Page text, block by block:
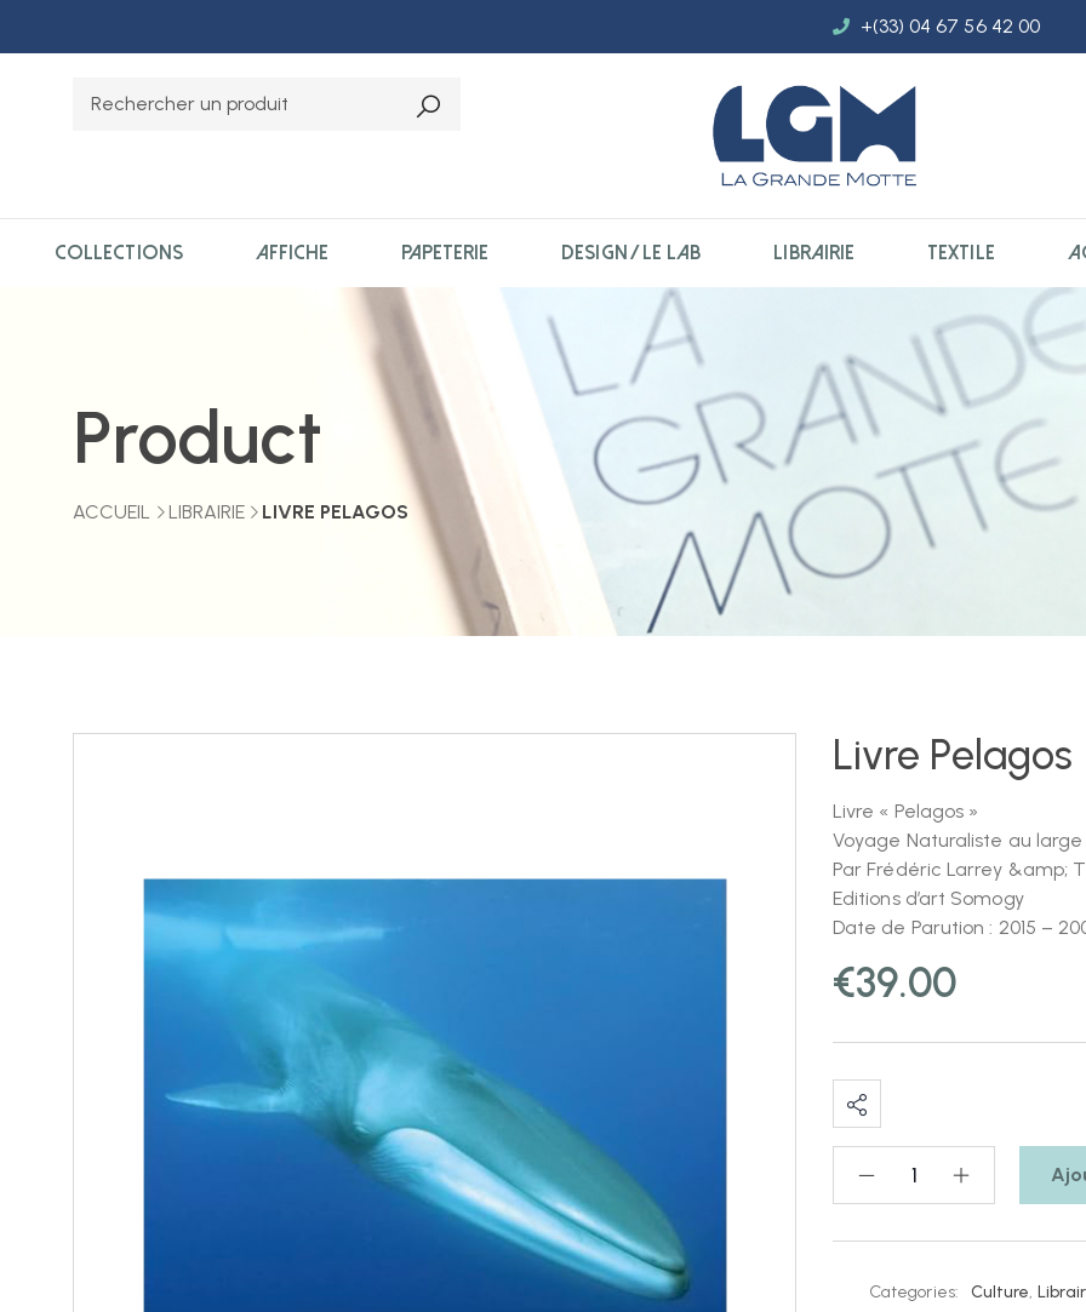
+(33) 04 67 56 42 00
COLLECTIONS AFFICHE PAPETERIE DESIGN / LE LAB LIBRAIRIE TEXTILE
Product
ACCUEIL LIBRAIRIE LIVRE PELAGOS
Livre Pelagos
Livre « Pelagos »
Voyage Naturaliste au
Par Frédéric Larrey &amp;
Editions d’art Somogy
Date de Parution : 2015 –
€39.00
Categories: Culture,